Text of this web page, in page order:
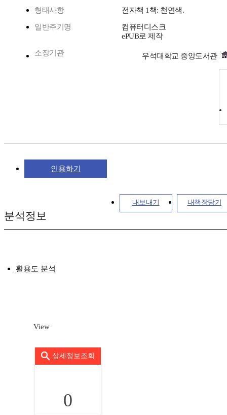
형태사항 전자책 1책: 천연색.
일반주기명
컴퓨터디스크
ePUB로 제작
소장기관 우석대학교 중앙도서관
인용하기
내보내기 내책장담기
분석정보
활용도 분석
View
상세정보조회
0